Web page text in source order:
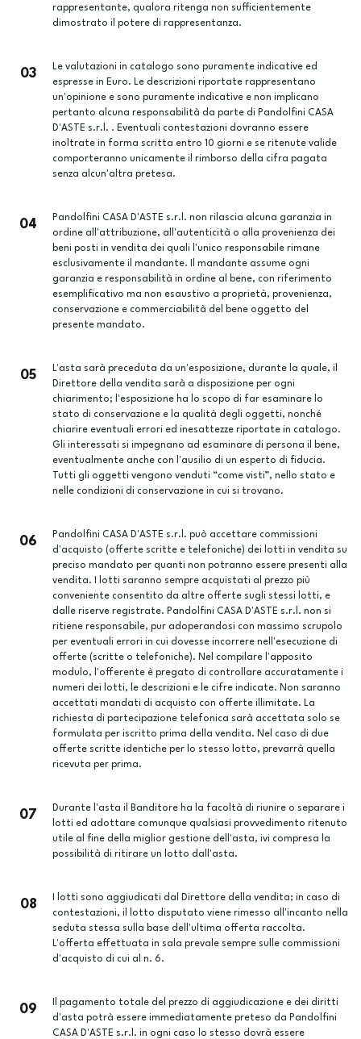
rappresentante, qualora ritenga non sufficientemente
dimostrato il potere di rappresentanza.
03
Le valutazioni in catalogo sono puramente indicative ed
espresse in Euro. Le descrizioni riportate rappresentano
un'opinione e sono puramente indicative e non implicano
pertanto alcuna responsabilità da parte di Pandolfini CASA
D'ASTE s.r.l. . Eventuali contestazioni dovranno essere
inoltrate in forma scritta entro 10 giorni e se ritenute valide
comporteranno unicamente il rimborso della cifra pagata
senza alcun'altra pretesa.
04
Pandolfini CASA D'ASTE s.r.l. non rilascia alcuna garanzia in
ordine all'attribuzione, all'autenticità o alla provenienza dei
beni posti in vendita dei quali l'unico responsabile rimane
esclusivamente il mandante. Il mandante assume ogni
garanzia e responsabilità in ordine al bene, con riferimento
esemplificativo ma non esaustivo a proprietà, provenienza,
conservazione e commerciabilità del bene oggetto del
presente mandato.
05
L'asta sarà preceduta da un'esposizione, durante la quale, il
Direttore della vendita sarà a disposizione per ogni
chiarimento; l'esposizione ha lo scopo di far esaminare lo
stato di conservazione e la qualità degli oggetti, nonché
chiarire eventuali errori ed inesattezze riportate in catalogo.
Gli interessati si impegnano ad esaminare di persona il bene,
eventualmente anche con l'ausilio di un esperto di fiducia.
Tutti gli oggetti vengono venduti “come visti”, nello stato e
nelle condizioni di conservazione in cui si trovano.
06
Pandolfini CASA D'ASTE s.r.l. può accettare commissioni
d'acquisto (offerte scritte e telefoniche) dei lotti in vendita su
preciso mandato per quanti non potranno essere presenti alla
vendita. I lotti saranno sempre acquistati al prezzo più
conveniente consentito da altre offerte sugli stessi lotti, e
dalle riserve registrate. Pandolfini CASA D'ASTE s.r.l. non si
ritiene responsabile, pur adoperandosi con massimo scrupolo
per eventuali errori in cui dovesse incorrere nell'esecuzione di
offerte (scritte o telefoniche). Nel compilare l'apposito
modulo, l'offerente è pregato di controllare accuratamente i
numeri dei lotti, le descrizioni e le cifre indicate. Non saranno
accettati mandati di acquisto con offerte illimitate. La
richiesta di partecipazione telefonica sarà accettata solo se
formulata per iscritto prima della vendita. Nel caso di due
offerte scritte identiche per lo stesso lotto, prevarrà quella
ricevuta per prima.
07
Durante l'asta il Banditore ha la facoltà di riunire o separare i
lotti ed adottare comunque qualsiasi provvedimento ritenuto
utile al fine della miglior gestione dell'asta, ivi compresa la
possibilità di ritirare un lotto dall'asta.
08
contestazioni, il lotto disputato viene rimesso all'incanto nella
seduta stessa sulla base dell'ultima offerta raccolta.
L'offerta effettuata in sala prevale sempre sulle commissioni
d'acquisto di cui al n. 6.
09
d'asta potrà essere immediatamente preteso da Pandolfini
CASA D'ASTE s.r.l. in ogni caso lo stesso dovrà essere